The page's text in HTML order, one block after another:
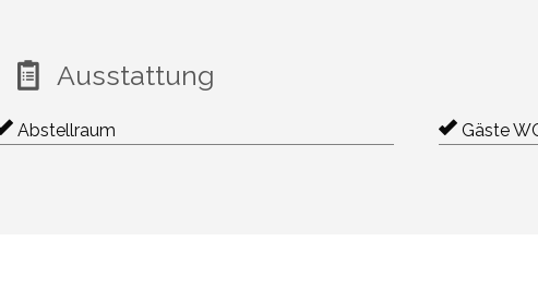
Ausstattung
Abstellraum Gäste